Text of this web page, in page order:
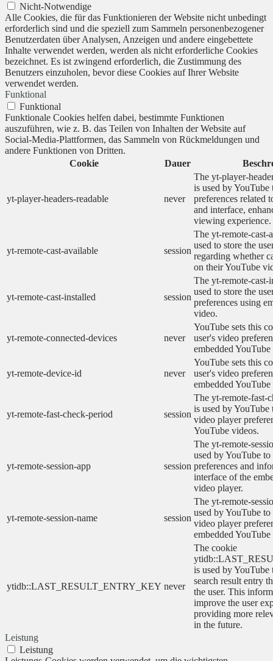
Nicht-Notwendige
Alle Cookies, die für das Funktionieren der Website nicht unbedingt
erforderlich sind und die speziell zum Sammeln personenbezogener
Benutzerdaten über Analysen, Anzeigen und andere eingebettete
Inhalte verwendet werden, werden als nicht erforderliche Cookies
bezeichnet. Es ist zwingend erforderlich, die Zustimmung des
Benutzers einzuholen, bevor diese Cookies auf Ihrer Website
verwendet werden.
Funktional
Funktional
Funktionale Cookies helfen dabei, bestimmte Funktionen
auszuführen, wie z. B. das Teilen von Inhalten der Website auf
Social-Media-Plattformen, das Sammeln von Rückmeldungen und
andere Funktionen von Dritten.
Cookie
Dauer
yt-player-headers-readable never
The yt-player-
is used by YouTube
preferences related
and interface,
viewing experience.
yt-remote-cast-available session
The yt-remote-cast-
used to store the
regarding whether
on their YouTube
yt-remote-cast-installed session
The yt-remote-cast-
used to store the
preferences using
video.
yt-remote-connected-devices never
YouTube sets this
user's video
embedded
yt-remote-device-id never
YouTube sets this
user's video
embedded
yt-remote-fast-check-period session
The yt-remote-fast-
is used by YouTube
video player
YouTube videos.
yt-remote-session-app session
The yt-remote-
used by YouTube to
preferences and
interface of the
video player.
yt-remote-session-name session
The yt-remote-
used by YouTube to
video player
embedded
ytidb::LAST_RESULT_ENTRY_KEY never
The cookie
is used by YouTube
search result entry
the user. This
improve the user
providing more
in the future.
Leistung
Leistung